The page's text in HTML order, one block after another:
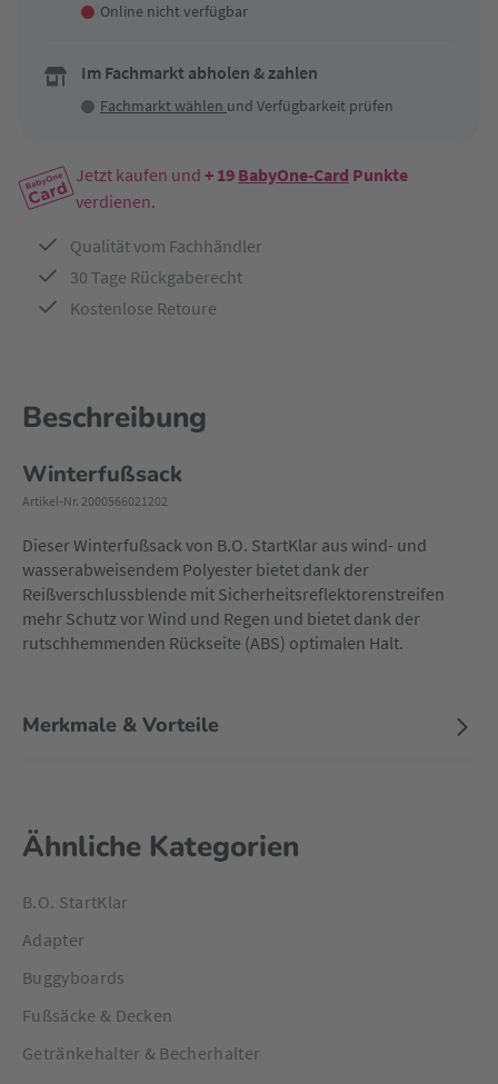
Online nicht verfügbar
Im Fachmarkt abholen & zahlen
Fachmarkt wählen und Verfügbarkeit prüfen
Jetzt kaufen und + 19 BabyOne-Card Punkte
verdienen.
Qualität vom Fachhändler
30 Tage Rückgaberecht
Kostenlose Retoure
Beschreibung
Winterfußsack
Artikel-Nr. 2000566021202
Dieser Winterfußsack von B.O. StartKlar aus wind- und
wasserabweisendem Polyester bietet dank der
Reißverschlussblende mit Sicherheitsreflektorenstreifen
mehr Schutz vor Wind und Regen und bietet dank der
rutschhemmenden Rückseite (ABS) optimalen Halt.
Merkmale & Vorteile
Ähnliche Kategorien
B.O. StartKlar
Adapter
Buggyboards
Fußsäcke & Decken
Getränkehalter & Becherhalter